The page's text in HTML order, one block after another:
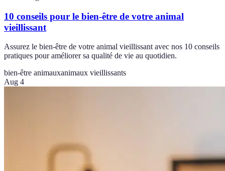
10 conseils pour le bien-être de votre animal
vieillissant
Assurez le bien-être de votre animal vieillissant avec nos 10 conseils
pratiques pour améliorer sa qualité de vie au quotidien.
bien-être animauxanimaux vieillissants
Aug 4